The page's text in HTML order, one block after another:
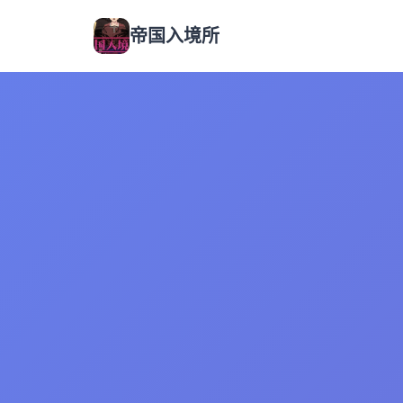
帝国入境所